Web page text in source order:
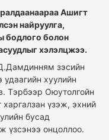
Ашигт
найруулга,
бодлого болон
хэлэлцжээ.
зэсийн
хуулийн
Тэрбээр Оюутолгойн
харгалзан үзэж, эхний
бусад
үзсэнээ онцоллоо.